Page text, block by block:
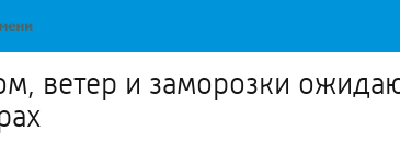
ветер и заморозки